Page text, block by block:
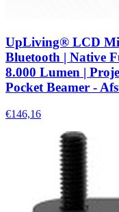
UpLiving® LCD
Bluetooth | Native
8.000 Lumen |
Pocket Beamer -
€146,16